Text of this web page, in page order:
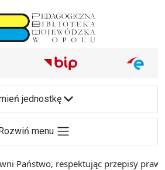
narzędzi
i inne
jednostkę
Rozwiń menu
Państwo, respektując przepisy prawa